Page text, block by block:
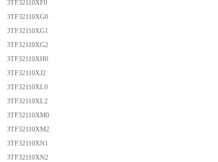
3TF32110XF0
3TF32110XG0
3TF32110XG1
3TF32110XG2
3TF32110XH0
3TF32110XJ2
3TF32110XL0
3TF32110XL2
3TF32110XM0
3TF32110XM2
3TF32110XN1
3TF32110XN2